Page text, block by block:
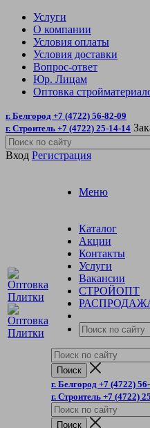
Услуги
О компании
Условия оплаты
Условия доставки
Вопрос-ответ
Юр. Лицам
Оптовка
г. Белгород +7 (4722) 56-82-09
г. Строитель +7 (4722) 25-14-14
Вход Регистрация
Меню
Каталог
Акции
Контакты
Услуги
Вакансии
СТРОЙОПТ
г. Белгород +7 (4722)
г. Строитель +7 (4722)